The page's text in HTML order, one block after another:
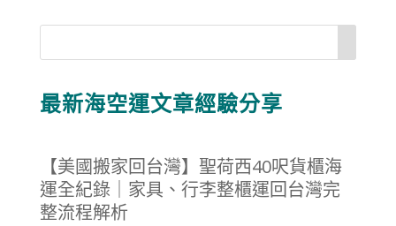
最新海空運文章經驗分享
【美國搬家回台灣】聖荷西40呎貨櫃海
運全紀錄｜家具、行李整櫃運回台灣完
整流程解析